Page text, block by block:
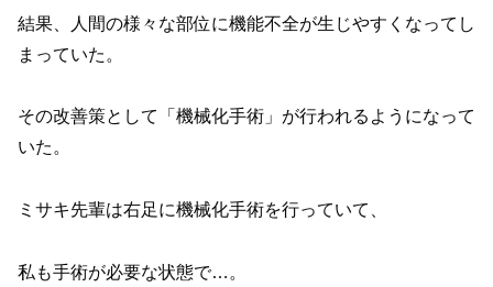
結果、人間の様々な部位に機能不全が生じやすくなってし
まっていた。
その改善策として「機械化手術」が行われるようになって
いた。
ミサキ先輩は右足に機械化手術を行っていて、
私も手術が必要な状態で…。